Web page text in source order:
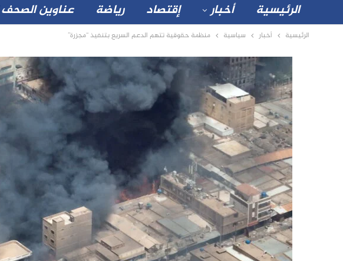
الرئيسية أخبار إقتصاد رياضة عناوين الصحف
الرئيسية أخبار سياسية منظمة حقوقية تتهم الدعم السريع بتنفيذ “مجزرة”